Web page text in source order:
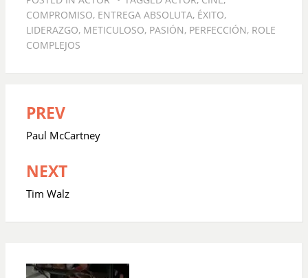
COMPROMISO, ENTREGA ABSOLUTA, ÉXITO,
LIDERAZGO, METICULOSO, PASIÓN, PERFECCIÓN, ROLE
COMPLEJOS
Navegación
de
PREV
Paul McCartney
NEXT
Tim Walz